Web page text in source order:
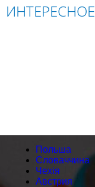
ИНТЕРЕСНОЕ
Польша
Словаччина
Чехія
Австрия